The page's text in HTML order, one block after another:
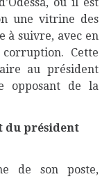
une vitrine des
à suivre, avec en
Cette
au président
opposant de la
du président
de son poste,